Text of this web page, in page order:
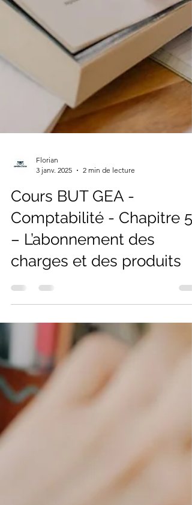
3 janv. 2025
2 min de lecture
Cours BUT GEA -
Comptabilité - Chapitre 5
– L’abonnement des
charges et des produits